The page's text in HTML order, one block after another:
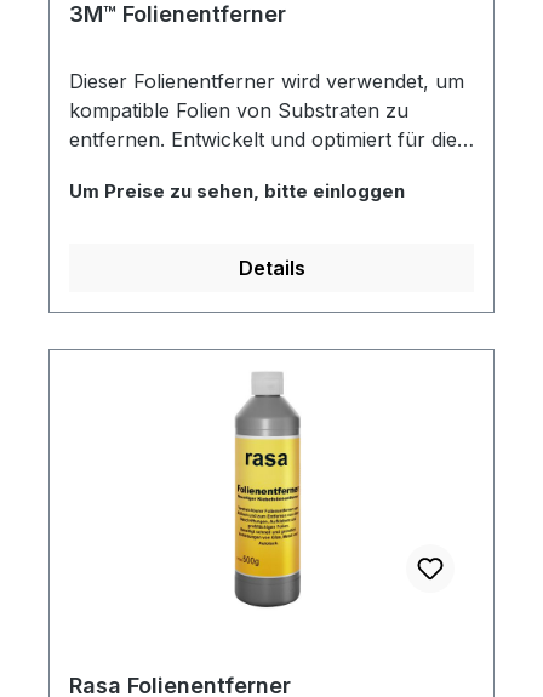
3M™ Folienentferner
Dieser Folienentferner wird verwendet, um
kompatible Folien von Substraten zu
entfernen. Entwickelt und optimiert für die
Scotchcal™ Folien.
Um Preise zu sehen, bitte einloggen
Details
Rasa Folienentferner